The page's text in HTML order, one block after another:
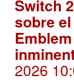
Switch
sobre
2026